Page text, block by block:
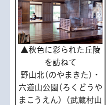
▲秋色に彩られた丘陵
を訪ねて
野山北(のやまきた)・
六道山公園(ろくどうや
まこうえん)（武蔵村山